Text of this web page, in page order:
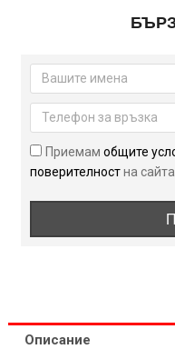
90.01 лв..
79.99 лв..
Kre
ALKALYN®
PERFORMANCE
120
капсули
Приемамобщите
поверителностна
Описание